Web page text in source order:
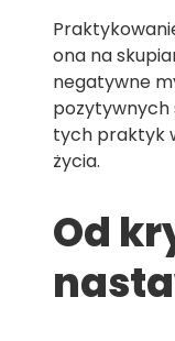
ona na
negatywne
pozytywnych
tych praktyk
życia.
Od